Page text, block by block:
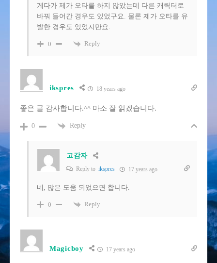
게다가 제가 오타를 하지 않았는데 다른 캐릭터로
바꿔 들어간 경우도 있었구요. 물론 제가 오타를 유
발한 경우도 있었지만요.
0 Reply
ikspres 18 years ago
좋은 글 감사합니다.^^ 마소 잘 읽겠습니다.
0 Reply
고감자
Reply to ikspres 17 years ago
네, 많은 도움 되었으면 합니다.
0 Reply
Magicboy 17 years ago